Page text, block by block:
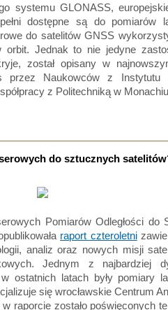
systemu GLONASS,
dostępne są do pomiarów
do satelitów GNSS
orbit. Jednak to nie jedyne
został opisany w
przez Naukowców z Instytutu
z Politechniką w
do sztucznych
Pomiarów Odległości do
raport czteroletni
analiz oraz nowych misji
Jednym z najbardziej
ostatnich latach były pomiary
się wrocławskie Centrum
raporcie zostało poświęconych